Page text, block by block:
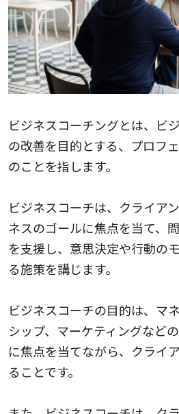
ビジネスコーチングとは、ビ
の改善を目的とする、プロフ
のことを指します。
ビジネスコーチは、クライア
ネスのゴールに焦点を当て、
を支援し、意思決定や行動の
る施策を講じます。
ビジネスコーチの目的は、マ
シップ、マーケティングなど
に焦点を当てながら、クライ
ることです。